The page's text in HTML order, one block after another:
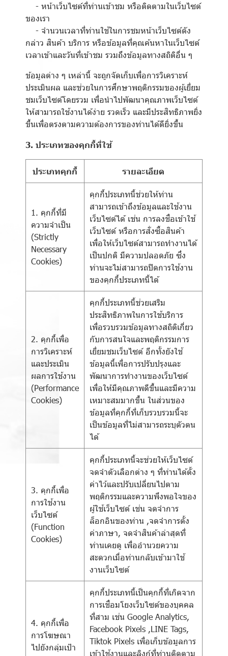
- หน้าเว็บไซต์ที่ท่านเข้าชม หรือติดตามในเว็บไซต์
ของเรา
- จำนวนเวลาที่ท่านใช้ในการชมหน้าเว็บไซต์ดัง
กล่าว สินค้า บริการ หรือข้อมูลที่คุณค้นหาในเว็บไซต์
เวลาเข้าและวันที่เข้าชม รวมถึงข้อมูลทางสถิติอื่น ๆ
ข้อมูลต่าง ๆ เหล่านี้ จะถูกจัดเก็บเพื่อการวิเคราะห์
ประเมินผล และช่วยในการศึกษาพฤติกรรมของผู้เยี่ยม
ชมเว็บไซต์โดยรวม เพื่อนำไปพัฒนาคุณภาพเว็บไซต์
ให้สามารถใช้งานได้ง่าย รวดเร็ว และมีประสิทธิภาพยิ่ง
ขึ้นเพื่อตรงตามความต้องการของท่านได้ดียิ่งขึ้น
3. ประเภทของคุกกี้ที่ใช้
ประเภทคุกกี้ รายละเอียด
1. คุกกี้ที่มี
ความจำเป็น
(Strictly
Necessary
Cookies)
คุกกี้ประเภทนี้ช่วยให้ท่าน
สามารถเข้าถึงข้อมูลและใช้งาน
เว็บไซต์ได้ เช่น การลงชื่อเข้าใช้
เว็บไซต์ หรือการสั่งซื้อสินค้า
เพื่อให้เว็บไซต์สามารถทำงานได้
เป็นปกติ มีความปลอดภัย ซึ่ง
ท่านจะไม่สามารถปิดการใช้งาน
ของคุกกี้ประเภทนี้ได้
2. คุกกี้เพื่อ
การวิเคราะห์
และประเมิน
ผลการใช้งาน
(Performance
Cookies)
คุกกี้ประเภทนี้ช่วยเสริม
ประสิทธิภาพในการใช้บริการ
เพื่อรวบรวมข้อมูลทางสถิติเกี่ยว
กับการสนใจและพฤติกรรมการ
เยี่ยมชมเว็บไซต์ อีกทั้งยังใช้
ข้อมูลนี้เพื่อการปรับปรุงและ
พัฒนาการทำงานของเว็บไซต์
เพื่อให้มีคุณภาพดีขึ้นและมีความ
เหมาะสมมากขึ้น ในส่วนของ
ข้อมูลที่คุกกี้ที่เก็บรวบรวมนี้จะ
เป็นข้อมูลที่ไม่สามารถระบุตัวตน
ได้
3. คุกกี้เพื่อ
การใช้งาน
เว็บไซต์
(Function
Cookies)
คุกกี้ประเภทนี้จะช่วยให้เว็บไซต์
จดจำตัวเลือกต่าง ๆ ที่ท่านได้ตั้ง
ค่าไว้และปรับเปลี่ยนไปตาม
พฤติกรรมและความพึงพอใจของ
ผู้ใช้เว็บไซต์ เช่น จดจำการ
ล็อกอินของท่าน ,จดจำการตั้ง
ค่าภาษา, จดจำสินค้าล่าสุดที่
ท่านเคยดู เพื่ออำนวยความ
สะดวกเมื่อท่านกลับเข้ามาใช้
งานเว็บไซต์
4. คุกกี้เพื่อ
การโฆษณา
ไปยังกลุ่มเป้า
คุกกี้ประเภทนี้เป็นคุกกี้ที่เกิดจาก
การเชื่อมโยงเว็บไซต์ของบุคคล
ที่สาม เช่น Google Analytics,
Facebook Pixels ,LINE Tags,
Tiktok Pixels เพื่อเก็บข้อมูลการ
เข้าใช้งานและลิงก์ที่ท่านติดตาม